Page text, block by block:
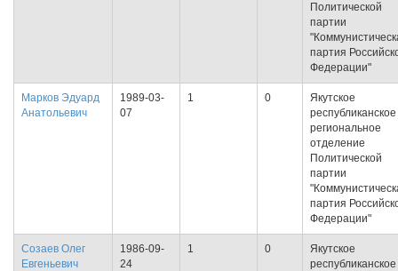
Политической
партии
партия
Федерации"
Марков Эдуард
Анатольевич
1989-03-
07
1 0
Якутское
республиканское
региональное
отделение
Политической
партии
партия
Федерации"
Созаев Олег
Евгеньевич
1986-09-
24
1 0
Якутское
республиканское